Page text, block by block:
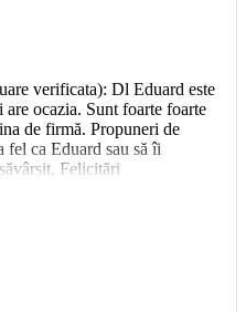
verificata): Dl Eduard este
ocazia. Sunt foarte foarte
de firmă. Propuneri de
fel ca Eduard sau să îi
Felicitări